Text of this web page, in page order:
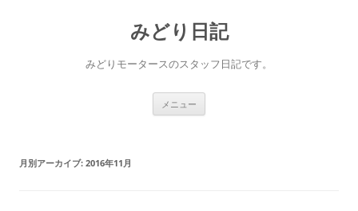
みどり日記
みどりモータースのスタッフ日記です。
メニュー
月別アーカイブ: 2016年11月